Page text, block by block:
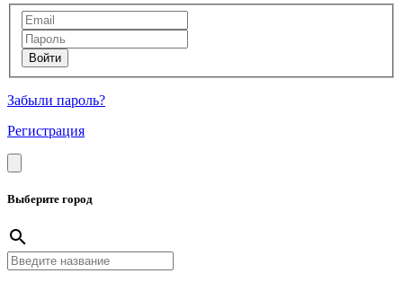
Забыли пароль?
Регистрация
Выберите город